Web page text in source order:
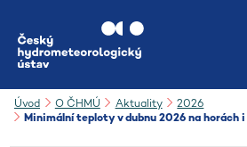
Úvod O ČHMÚ Aktuality
2026
Minimální teploty v dubnu 2026 na horách